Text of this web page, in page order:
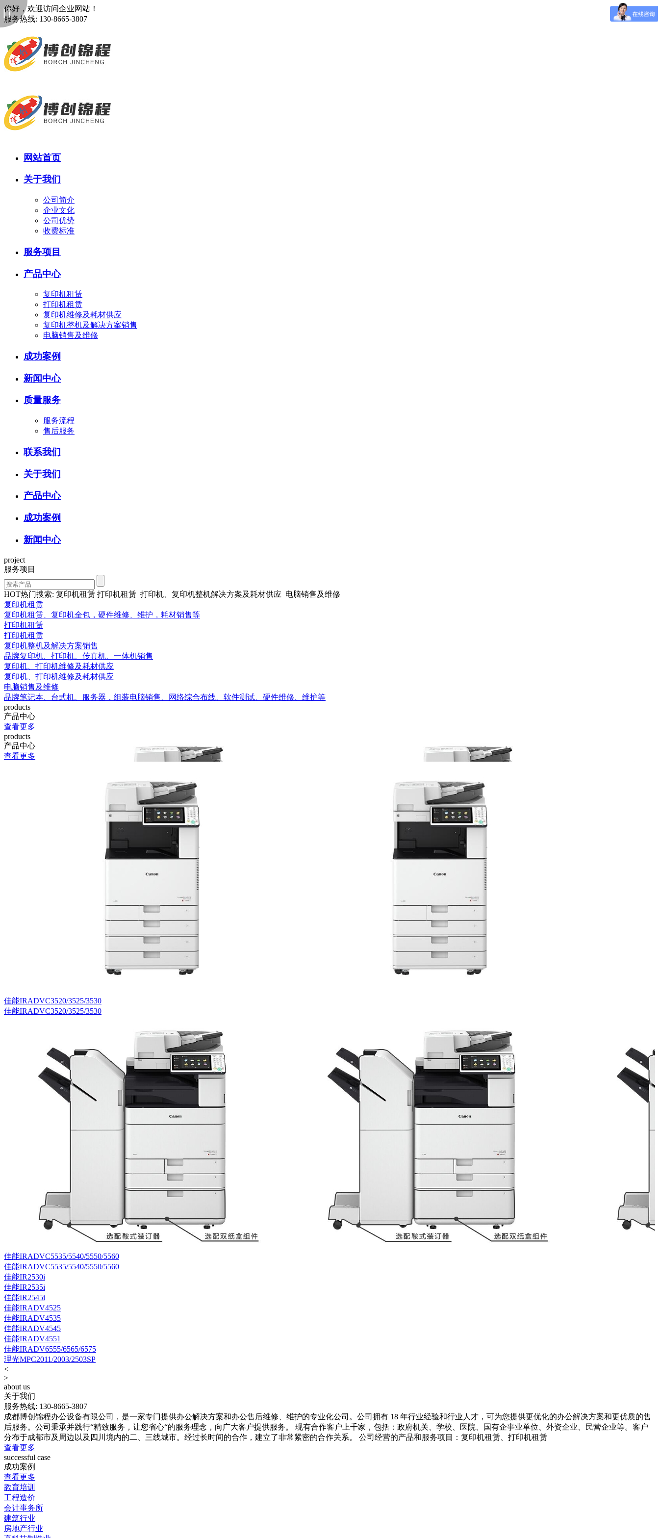
你好，欢迎访问企业网站！
服务热线: 130-8665-3807
网站首页
关于我们
公司简介
企业文化
公司优势
收费标准
服务项目
产品中心
复印机租赁
打印机租赁
复印机维修及耗材供应
复印机整机及解决方案销售
电脑销售及维修
成功案例
新闻中心
质量服务
服务流程
售后服务
联系我们
关于我们
产品中心
成功案例
新闻中心
project
服务项目
HOT热门搜索: 复印机租赁 打印机租赁 打印机、复印机整机解决方案及耗材供应 电脑销售及维修
复印机租赁
复印机租赁、复印机全包，硬件维修、维护，耗材销售等
打印机租赁
打印机租赁
复印机整机及解决方案销售
品牌复印机、打印机、传真机、一体机销售
复印机、打印机维修及耗材供应
复印机、打印机维修及耗材供应
电脑销售及维修
品牌笔记本、台式机、服务器，组装电脑销售、网络综合布线、软件测试、硬件维修、维护等
products
产品中心
查看更多
products
产品中心
查看更多
佳能IRADVC3520/3525/3530
佳能IRADVC3520/3525/3530
佳能IRADVC5535/5540/5550/5560
佳能IRADVC5535/5540/5550/5560
佳能IR2530i
佳能IR2535i
佳能IR2545i
佳能IRADV4525
佳能IRADV4535
佳能IRADV4545
佳能IRADV4551
佳能IRADV6555/6565/6575
理光MPC2011/2003/2503SP
<
>
about us
关于我们
服务热线: 130-8665-3807
成都博创锦程办公设备有限公司，是一家专门提供办公解决方案和办公售后维修、维护的专业化公司。公司拥有 18 年行业经验和行业人才，可为您提供更优化的办公解决方案和更优质的售
后服务。公司秉承并践行“精致服务，让您省心“的服务理念，向广大客户提供服务。 现有合作客户上千家，包括：政府机关、学校、医院、国有企事业单位、外资企业、民营企业等。客户
分布于成都市及周边以及四川境内的二、三线城市。经过长时间的合作，建立了非常紧密的合作关系。 公司经营的产品和服务项目：复印机租赁、打印机租赁
查看更多
successful case
成功案例
查看更多
教育培训
工程造价
会计事务所
建筑行业
房地产行业